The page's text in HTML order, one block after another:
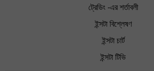
ট্রেডিং -এর শর্তাবলী
ইন্সটা বিশ্লেষণ
ইন্সটা চার্ট
ইন্সটা টিভি